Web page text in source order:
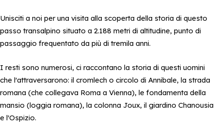
Unisciti a noi per una visita alla scoperta della storia di questo
passo transalpino situato a 2.188 metri di altitudine, punto di
passaggio frequentato da più di tremila anni.
I resti sono numerosi, ci raccontano la storia di questi uomini
che l'attraversarono: il cromlech o circolo di Annibale, la strada
romana (che collegava Roma a Vienna), le fondamenta della
mansio (loggia romana), la colonna Joux, il giardino Chanousia
e l'Ospizio.